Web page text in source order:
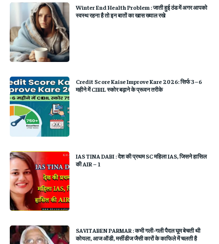
Winter End Health Problem : जाती हुई ठंड में अगर आपको
स्वस्थ रहना है तो इन बातों का खास ख्याल रखे
Credit Score Kaise Improve Kare 2026: सिर्फ 3–6
महीने में CIBIL स्कोर बढ़ाने के प्रूवन तरीके
IAS TINA DABI : देश की प्रथम SC महिला IAS, जिसने हासिल
की AIR – 1
SAVITABEN PARMAR : कभी गली-गली पैदल घूम बेचती थी
कोयला, आज ऑडी, मर्सीडीज जैसी कारों के काफिले में चलती है